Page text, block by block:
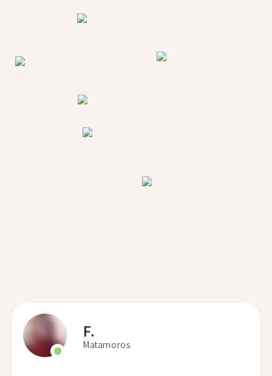
F.
Matamoros